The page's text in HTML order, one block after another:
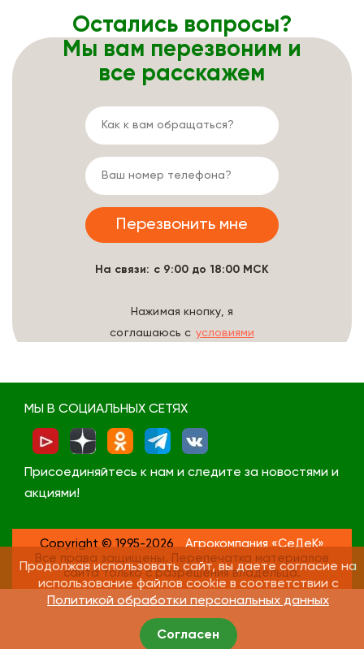
Остались вопросы?
Мы вам перезвоним и
все расскажем
На связи: с 9:00 до 18:00 МСК
Нажимая кнопку, я
соглашаюсь с условиями
МЫ В СОЦИАЛЬНЫХ СЕТЯХ
Присоединяйтесь к нам и следите за новостями и
акциями!
Copyright © 1995-2026
Агрокомпания «СеДеК»
Все права защищены. Перепечатка материалов
сайта только с разрешения владельца.
Продолжая использовать сайт, вы даете согласие на
использование файлов cookie в соответствии с
Политикой обработки персональных данных
Согласен